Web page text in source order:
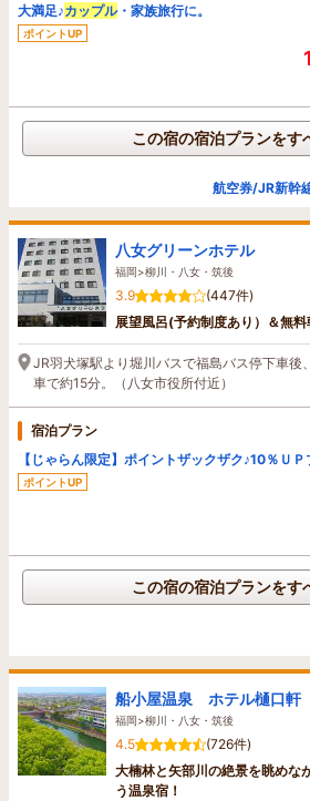
大満足♪カップル・家族旅行に。
ポイントUP
この宿の宿泊プランをす
航空券/JR新幹
八女グリーンホテル
福岡>柳川・八女・筑後
3.9
(447件)
展望風呂(予約制度あり）＆無料
JR羽犬塚駅より堀川バスで福島バス停下車後
車で約15分。（八女市役所付近）
宿泊プラン
【じゃらん限定】ポイントザックザク♪10％Ｕ
ポイントUP
この宿の宿泊プランをす
船小屋温泉 ホテル樋口軒
福岡>柳川・八女・筑後
4.5
(726件)
大楠林と矢部川の絶景を眺めな
う温泉宿！